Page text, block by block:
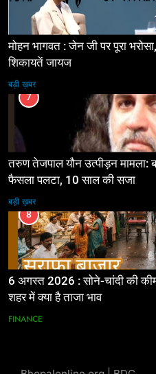
मोहन भागवत : जेन जी पर पूरा
शिकायतें जायज
बड़ी ख़बर
7
तरुण तेजपाल यौन उत्पीड़न मामला:
फैसला पलटा, 10 साल की सजा
बड़ी ख़बर
8
6 अगस्त 2026 : सोने-चांदी की
शहर में क्या है ताजा भाव
FINANCE